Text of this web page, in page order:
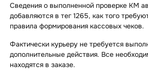
Сведения о выполненной проверке КМ
добавляются в тег 1265, как того
правила формирования кассовых чеков.
Фактически курьеру не требуется
дополнительные действия. Все
находятся в заказе.